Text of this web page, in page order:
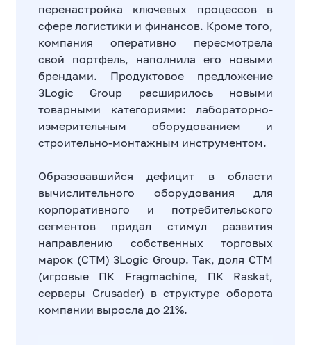
перенастройка ключевых процессов в
сфере логистики и финансов. Кроме того,
компания оперативно пересмотрела
свой портфель, наполнила его новыми
брендами. Продуктовое предложение
3Logic Group расширилось новыми
товарными категориями: лабораторно-
измерительным оборудованием и
строительно-монтажным инструментом.
Образовавшийся дефицит в области
вычислительного оборудования для
корпоративного и потребительского
сегментов придал стимул развития
направлению собственных торговых
марок (СТМ) 3Logic Group. Так, доля СТМ
(игровые ПК Fragmachine, ПК Raskat,
серверы Crusader) в структуре оборота
компании выросла до 21%.